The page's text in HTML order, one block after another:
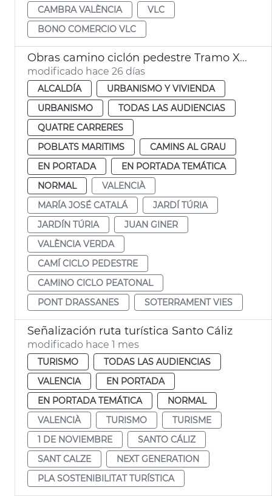
CAMBRA VALÈNCIA
VLC
BONO COMERCIO VLC
Obras camino ciclón pedestre Tramo XVI Turia Pont Astilleros València
modificado hace 26 días
ALCALDÍA
URBANISMO Y VIVIENDA
URBANISMO
TODAS LAS AUDIENCIAS
QUATRE CARRERES
POBLATS MARITIMS
CAMINS AL GRAU
EN PORTADA
EN PORTADA TEMÁTICA
NORMAL
VALENCIÀ
MARÍA JOSÉ CATALÁ
JARDÍ TÚRIA
JARDÍN TÚRIA
JUAN GINER
VALÈNCIA VERDA
CAMÍ CICLO PEDESTRE
CAMINO CICLO PEATONAL
PONT DRASSANES
SOTERRAMENT VIES
Señalización ruta turística Santo Cáliz
modificado hace 1 mes
TURISMO
TODAS LAS AUDIENCIAS
VALENCIA
EN PORTADA
EN PORTADA TEMÁTICA
NORMAL
VALENCIÀ
TURISMO
TURISME
1 DE NOVIEMBRE
SANTO CÁLIZ
SANT CALZE
NEXT GENERATION
PLA SOSTENIBILITAT TURÍSTICA